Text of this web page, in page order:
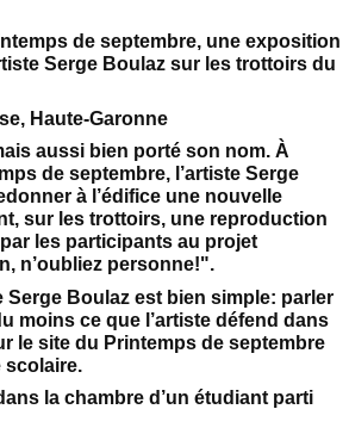
de septembre, une exposition
Serge Boulaz sur les trottoirs du
Haute-Garonne
aussi bien porté son nom. À
de septembre, l’artiste Serge
à l’édifice une nouvelle
sur les trottoirs, une reproduction
les participants au projet
n’oubliez personne!".
Serge Boulaz est bien simple: parler
moins ce que l’artiste défend dans
le site du Printemps de septembre
scolaire.
la chambre d’un étudiant parti